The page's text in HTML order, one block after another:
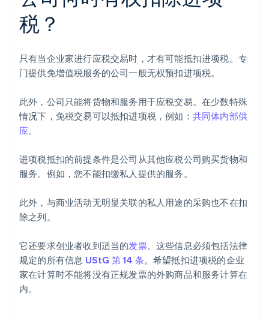
税？
只有当企业家进行应税交易时，才有可能抵扣进项税。专
门提供免增值税服务的公司一般无权预扣进项税。
此外，公司只能将货物和服务用于应税交易。在少数特殊
情况下，免税交易可以抵扣进项税，例如： 共同体内部供
应。
进项税抵扣的前提条件是公司从其他应税公司购买货物和
服务。例如，您不能扣缴私人提供的服务。
此外，与商业活动无明显关联的私人用途的采购也不在扣
除之列。
它还要求创业者收到适当的发票。这些信息必须包括法律
规定的所有信息 UStG 第 14 条。希望抵扣进项税的企业
家在计算时不能将没有正规发票的外购商品和服务计算在
内。